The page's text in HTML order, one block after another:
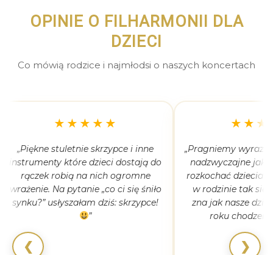
OPINIE O FILHARMONII DLA
DZIECI
Co mówią rodzice i najmłodsi o naszych koncertach
❮
★★★★★
„Piękne stuletnie skrzypce i inne
instrumenty które dzieci dostają do
rączek robią na nich ogromne
wrażenie. Na pytanie „co ci się śniło
synku?” usłyszałam dziś: skrzypce!
”
„Pragniemy wyrazić
nadzwyczajne jak
rozkochać
w rodzinie tak się
zna jak nasze
roku
❯